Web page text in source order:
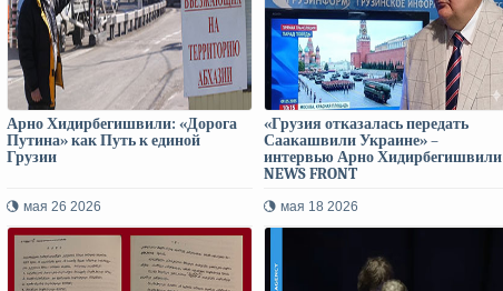
Арно Хидирбегишвили: «Дорога
Путина» как Путь к единой
Грузии
мая 26 2026
«Грузия отказалась передать
Саакашвили Украине» –
интервью Арно Хидирбегишвили
NEWS FRONT
мая 18 2026